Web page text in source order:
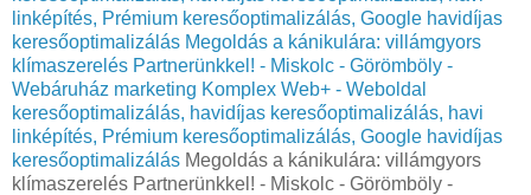
linképítés, Prémium keresőoptimalizálás, Google havidíjas
keresőoptimalizálás Megoldás a kánikulára: villámgyors
klímaszerelés Partnerünkkel! - Miskolc - Görömböly -
Webáruház marketing Komplex Web+ - Weboldal
keresőoptimalizálás, havidíjas keresőoptimalizálás, havi
linképítés, Prémium keresőoptimalizálás, Google havidíjas
keresőoptimalizálás Megoldás a kánikulára: villámgyors
klímaszerelés Partnerünkkel! - Miskolc - Görömböly -